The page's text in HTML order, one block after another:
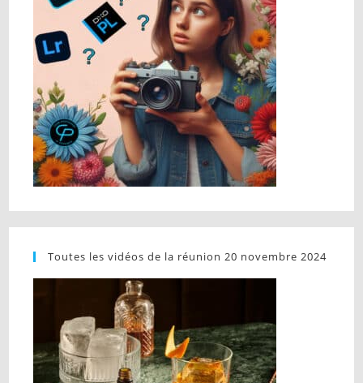
Toutes les vidéos de la réunion 20 novembre 2024